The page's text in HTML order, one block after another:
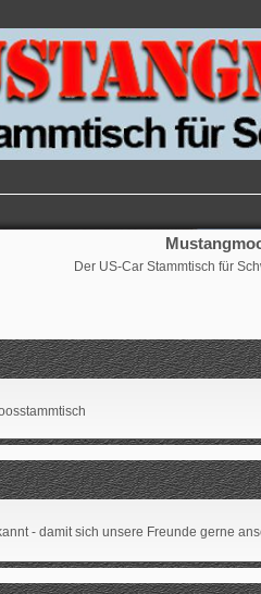
Der US-Car Stammtisch für
- damit sich unsere Freunde gerne